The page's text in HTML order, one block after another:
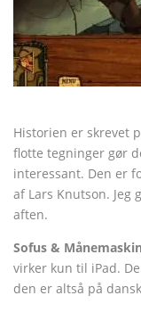
Historien er skrevet
flotte tegninger gør
interessant. Den er
af Lars Knutson.
aften.
Sofus &
virker kun til iPad.
den er altså på